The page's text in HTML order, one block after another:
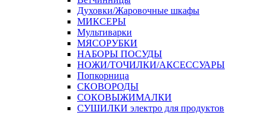
Духовки/Жаровочные шкафы
МИКСЕРЫ
Мультиварки
МЯСОРУБКИ
НАБОРЫ ПОСУДЫ
НОЖИ/ТОЧИЛКИ/АКСЕССУАРЫ
Попкорница
СКОВОРОДЫ
СОКОВЫЖИМАЛКИ
СУШИЛКИ электро для продуктов